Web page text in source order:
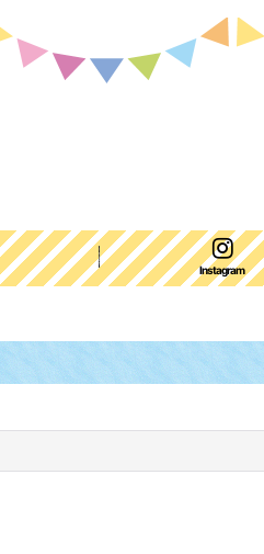
Instagram